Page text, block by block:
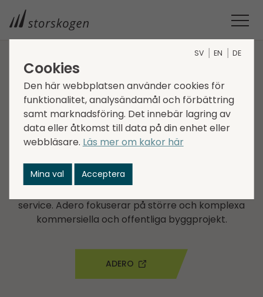
Adero
Adero är en leverantör av tekniska
ventilationsinstallationstjänster i Stockholm och
Uppsalaområdet. Bolaget har gedigen kompetens
inom HVAC-installation med möjlighet att ta fullt
service. Adero fokuserar på större och komplexa
kommersiella och offentliga byggprojekt.
ADERO
SV EN DE
Cookies
Den här webbplatsen använder cookies för
funktionalitet, analysändamål och förbättring
samt marknadsföring. Det innebär lagring av
data eller åtkomst till data på din enhet eller
webbläsare. Läs mer om kakor här
Mina val Acceptera